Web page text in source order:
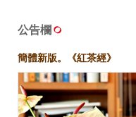
公告欄
簡體新版。《紅茶經》